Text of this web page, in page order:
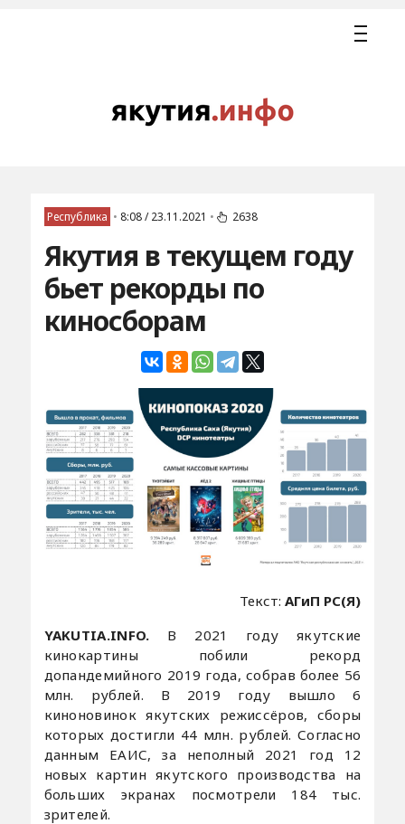
Республика • 8:08 / 23.11.2021 • 2638
Якутия в текущем году
бьет рекорды по
киносборам
Текст:АГиП РС(Я)
YAKUTIA.INFO. В 2021 году якутские
кинокартины побили рекорд
допандемийного 2019 года, собрав более 56
млн. рублей. В 2019 году вышло 6
киноновинок якутских режиссёров, сборы
которых достигли 44 млн. рублей. Согласно
данным ЕАИС, за неполный 2021 год 12
новых картин якутского производства на
больших экранах посмотрели 184 тыс.
зрителей.